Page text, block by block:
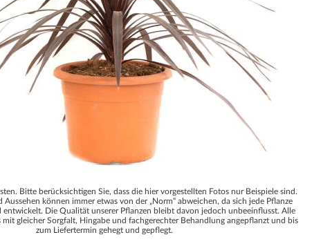
Bitte berücksichtigen Sie, dass die hier vorgestellten Fotos nur Beispiele sind.
Aussehen können immer etwas von der „Norm“ abweichen, da sich jede Pflanze
Die Qualität unserer Pflanzen bleibt davon jedoch unbeeinflusst. Alle
gleicher Sorgfalt, Hingabe und fachgerechter Behandlung angepflanzt und bis
zum Liefertermin gehegt und gepflegt.